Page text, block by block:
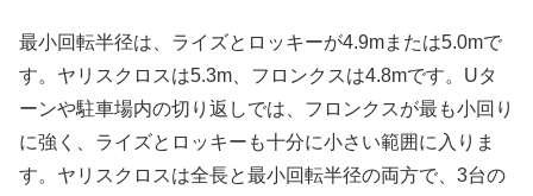
最小回転半径は、ライズとロッキーが4.9mまたは5.0mで
す。ヤリスクロスは5.3m、フロンクスは4.8mです。Uタ
ーンや駐車場内の切り返しでは、フロンクスが最も小回り
に強く、ライズとロッキーも十分に小さい範囲に入りま
す。ヤリスクロスは全長と最小回転半径の両方で、3台の